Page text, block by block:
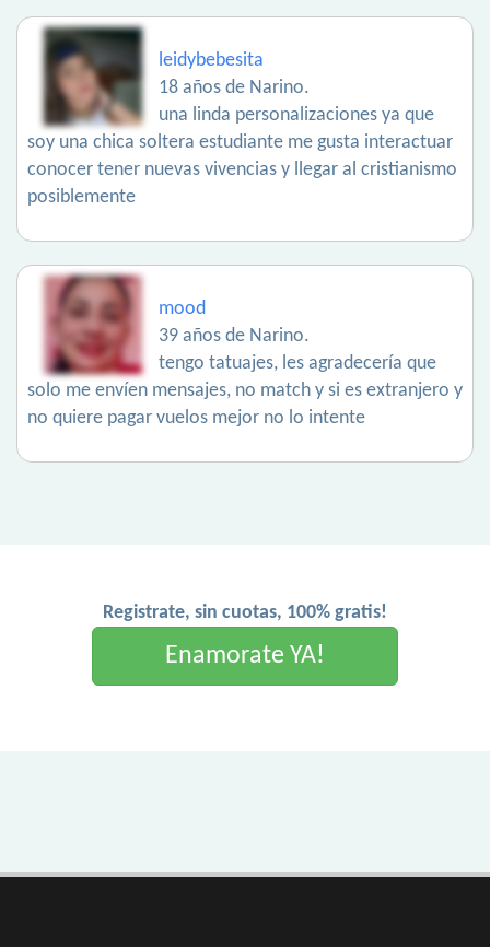
leidybebesita
18 años de Narino.
una linda personalizaciones ya que
soy una chica soltera estudiante me gusta interactuar
conocer tener nuevas vivencias y llegar al cristianismo
posiblemente
mood
39 años de Narino.
tengo tatuajes, les agradecería que
solo me envíen mensajes, no match y si es extranjero y
no quiere pagar vuelos mejor no lo intente
Registrate, sin cuotas, 100% gratis!
Enamorate YA!